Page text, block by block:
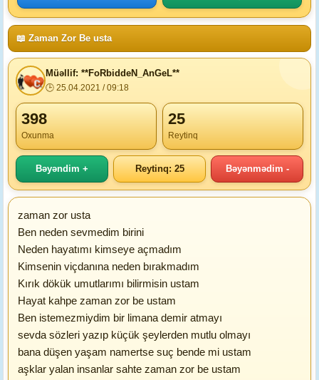
📖 Zaman Zor Be usta
Müəllif: **FoRbiddeN_AnGeL**
🕒 25.04.2021 / 09:18
398
Oxunma
25
Reytinq
Bəyəndim + Reytinq: 25 Bəyənmədim -
zaman zor usta
Ben neden sevmedim birini
Neden hayatımı kimseye açmadım
Kimsenin viçdanına neden bırakmadım
Kırık dökük umutlarımı bilirmisin ustam
Hayat kahpe zaman zor be ustam
Ben istemezmiydim bir limana demir atmayı
sevda sözleri yazıp küçük şeylerden mutlu olmayı
bana düşen yaşam namertse suç bende mi ustam
aşklar yalan insanlar sahte zaman zor be ustam